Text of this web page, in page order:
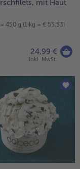
mit Haut
450 g (1 kg = € 55,53)
24,99 €
inkl. MwSt.